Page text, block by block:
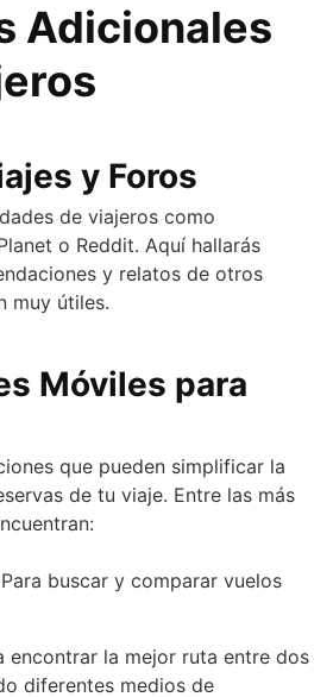
Adicionales
y Foros
de viajeros como
o Reddit. Aquí hallarás
y relatos de otros
muy útiles.
Móviles para
que pueden simplificar la
de tu viaje. Entre las más
buscar y comparar vuelos
encontrar la mejor ruta entre dos
diferentes medios de